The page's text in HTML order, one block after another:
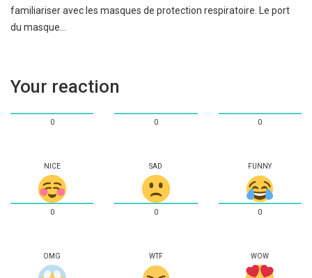
familiariser avec les masques de protection respiratoire. Le port
du masque…
Your reaction
0
NICE
0
SAD
0
FUNNY
0
OMG
0
WTF
0
WOW